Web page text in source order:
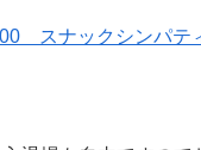
スナックシンパテ